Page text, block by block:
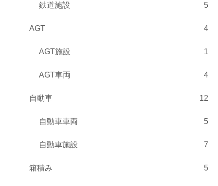
鉄道施設 5
AGT 4
AGT施設 1
AGT車両 4
自動車 12
自動車車両 5
自動車施設 7
箱積み 5